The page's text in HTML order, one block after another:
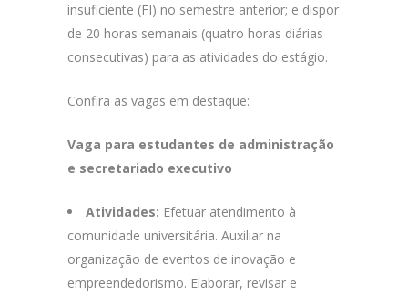
insuficiente (FI) no semestre anterior; e dispor
de 20 horas semanais (quatro horas diárias
consecutivas) para as atividades do estágio.
Confira as vagas em destaque:
Vaga para estudantes de administração
e secretariado executivo
Atividades: Efetuar atendimento à
comunidade universitária. Auxiliar na
organização de eventos de inovação e
empreendedorismo. Elaborar, revisar e